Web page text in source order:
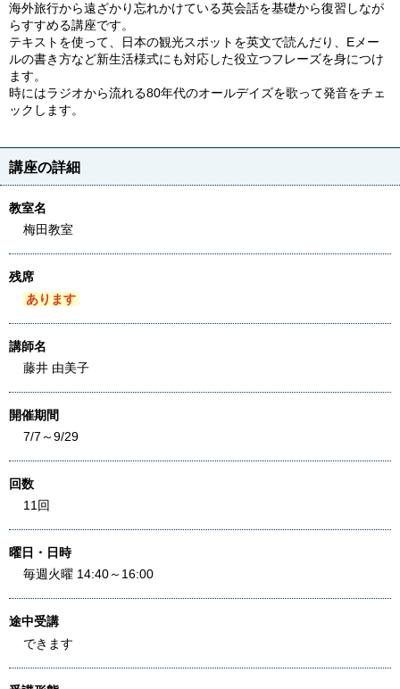
海外旅行から遠ざかり忘れかけている英会話を基礎から復習しなが
らすすめる講座です。
テキストを使って、日本の観光スポットを英文で読んだり、Eメー
ルの書き方など新生活様式にも対応した役立つフレーズを身につけ
ます。
時にはラジオから流れる80年代のオールデイズを歌って発音をチェ
ックします。
講座の詳細
教室名
梅田教室
残席
あります
講師名
藤井 由美子
開催期間
7/7～9/29
回数
11回
曜日・日時
毎週火曜 14:40～16:00
途中受講
できます